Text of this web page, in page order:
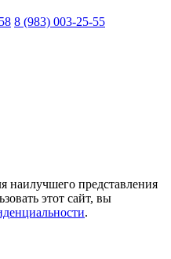
8 (983) 003-25-55
представления
этот сайт, вы
.